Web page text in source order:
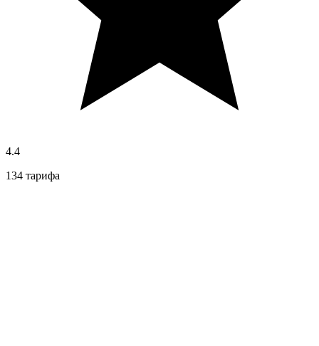
4.4
134 тарифа